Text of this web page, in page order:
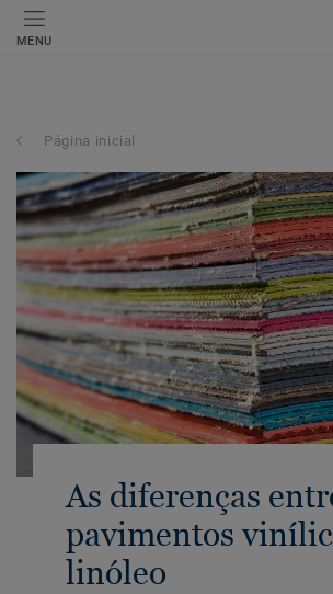
MENU
Página inicial
As diferenças
pavimentos
linóleo